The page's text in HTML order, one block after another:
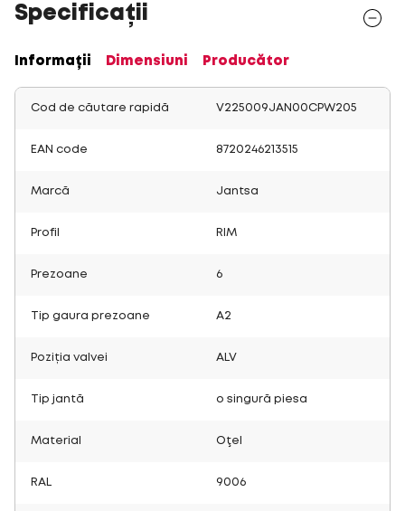
Specificații
Informații Dimensiuni Producător
Cod de căutare rapidă V225009JAN00CPW205
EAN code 8720246213515
Marcă Jantsa
Profil RIM
Prezoane 6
Tip gaura prezoane A2
Poziția valvei ALV
Tip jantă o singură piesa
Material Oţel
RAL 9006